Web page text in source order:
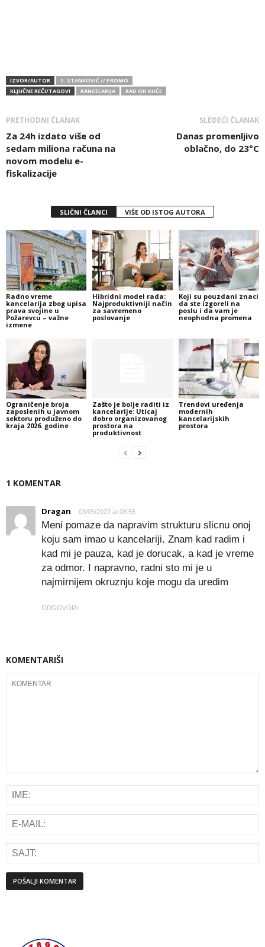
IZVOR/AUTOR
S. STANKOVIĆ // PROMO
KLJUČNE REČI/TAGOVI
KANCELARIJA RAD OD KUĆE
PRETHODNI ČLANAK
Za 24h izdato više od
sedam miliona računa na
novom modelu e-
fiskalizacije
SLEDEĆI ČLANAK
Danas promenljivo
oblačno, do 23°C
SLIČNI ČLANCI VIŠE OD ISTOG AUTORA
Radno vreme
kancelarija zbog upisa
prava svojine u
Požarevcu – važne
izmene
Hibridni model rada:
Najproduktivniji način
za savremeno
poslovanje
Koji su pouzdani znaci
da ste izgoreli na
poslu i da vam je
neophodna promena
Ograničenje broja
zaposlenih u javnom
sektoru produženo do
kraja 2026. godine
Zašto je bolje raditi iz
kancelarije: Uticaj
dobro organizovanog
prostora na
produktivnost
Trendovi uređenja
modernih
kancelarijskih
prostora
1 KOMENTAR
Dragan 03/05/2022 at 08:55
Meni pomaze da napravim strukturu slicnu onoj
koju sam imao u kancelariji. Znam kad radim i
kad mi je pauza, kad je dorucak, a kad je vreme
za odmor. I napravno, radni sto mi je u
najmirnijem okruznju koje mogu da uredim
ODGOVORI
KOMENTARIŠI